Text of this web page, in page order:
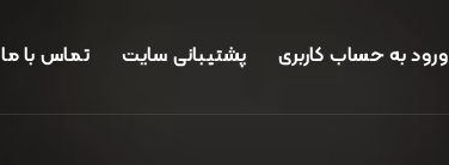
ورود به حساب کاربری پشتیبانی سایت تماس با ما